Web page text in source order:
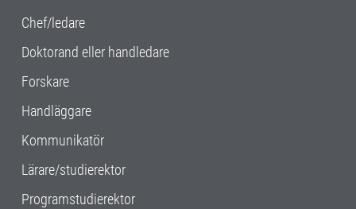
Chef/ledare
Doktorand eller handledare
Forskare
Handläggare
Kommunikatör
Lärare/studierektor
Programstudierektor